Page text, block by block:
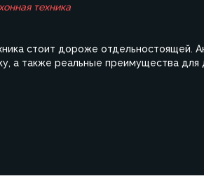
техника
стоит дороже отдельностоящей.
а также реальные преимущества для